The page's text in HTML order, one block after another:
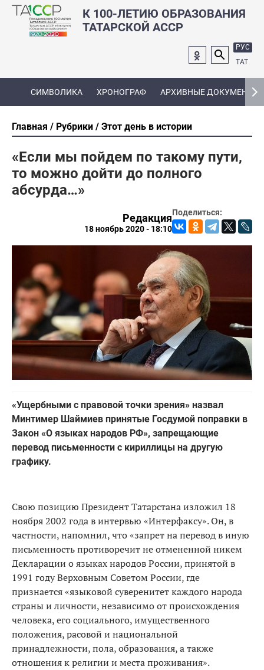
К 100-ЛЕТИЮ ОБРАЗОВАНИЯ
ТАТАРСКОЙ АССР
РУС
ТАТ
СИМВОЛИКА ХРОНОГРАФ АРХИВНЫЕ ДОКУМЕНТЫ
Главная Рубрики Этот день в истории
«Если мы пойдем по такому пути,
то можно дойти до полного
абсурда…»
Поделиться:
Редакция
18 ноябрь 2020 - 18:10
«Ущербными с правовой точки зрения» назвал
Минтимер Шаймиев принятые Госдумой поправки в
Закон «О языках народов РФ», запрещающие
перевод письменности с кириллицы на другую
графику.
Свою позицию Президент Татарстана изложил 18
ноября 2002 года в интервью «Интерфаксу». Он, в
частности, напомнил, что «запрет на перевод в иную
письменность противоречит не отмененной никем
Декларации о языках народов России, принятой в
1991 году Верховным Советом России, где
признается «языковой суверенитет каждого народа
страны и личности, независимо от происхождения
человека, его социального, имущественного
положения, расовой и национальной
принадлежности, пола, образования, а также
отношения к религии и места проживания».